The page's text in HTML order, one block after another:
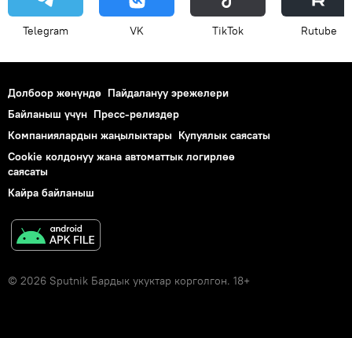
Telegram VK ТikТоk Rutube
Долбоор жөнүндө Пайдалануу эрежелери
Байланыш үчүн Пресс-релиздер
Компаниялардын жаңылыктары Купуялык саясаты
Cookie колдонуу жана автоматтык логирлөө
саясаты
Кайра байланыш
© 2026 Sputnik Бардык укуктар корголгон. 18+